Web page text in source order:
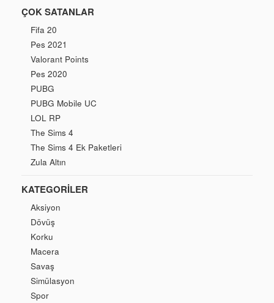
ÇOK SATANLAR
Fifa 20
Pes 2021
Valorant Points
Pes 2020
PUBG
PUBG Mobile UC
LOL RP
The Sims 4
The Sims 4 Ek Paketleri
Zula Altın
KATEGORILER
Aksiyon
Dövüş
Korku
Macera
Savaş
Simülasyon
Spor